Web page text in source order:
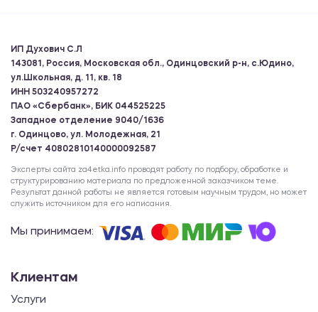
ИП Духович С.Л
143081, Россия, Московская обл., Одинцовский р-н, с.Юдино,
ул.Школьная, д. 11, кв. 18
ИНН 503240957272
ПАО «Сбербанк», БИК 044525225
Западное отделение 9040/1636
г. Одинцово, ул. Молодежная, 21
Р/счет 40802810140000092587
Эксперты сайта za4etka.info проводят работу по подбору, обработке и
структурированию материала по предложенной заказчиком теме.
Результат данной работы не является готовым научным трудом, но может
служить источником для его написания.
Мы принимаем:
Клиентам
Услуги